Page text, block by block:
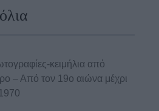
κειμήλια από
– Από τον 19ο αιώνα μέχρι